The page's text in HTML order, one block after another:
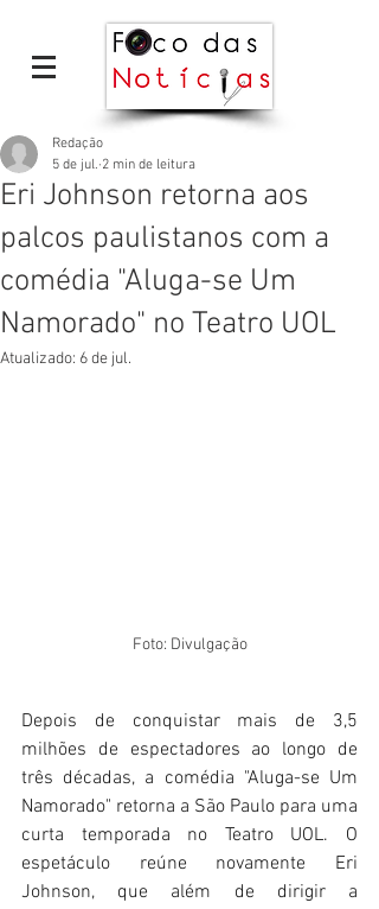
Eri Johnson retorna aos
palcos paulistanos com a
comédia "Aluga-se Um
Namorado" no Teatro UOL
Redação
5 de jul. 2 min de leitura
Atualizado: 6 de jul.
Foto: Divulgação
Depois de conquistar mais de 3,5
milhões de espectadores ao longo de
três décadas, a comédia "Aluga-se Um
Namorado" retorna a São Paulo para uma
curta temporada no Teatro UOL. O
espetáculo reúne novamente Eri
Johnson, que além de dirigir a